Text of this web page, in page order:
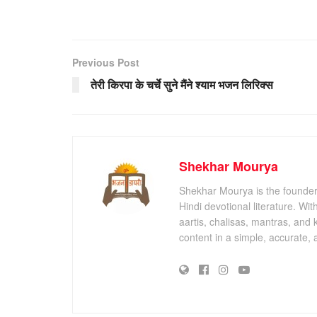
Previous Post
तेरी किरपा के चर्चे सुने मैंने श्याम भजन लिरिक्स
Shekhar Mourya
Shekhar Mourya is the
Hindi devotional literature.
aartis, chalisas, mantras, and
content in a simple, accurate,